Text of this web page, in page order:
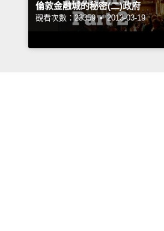
倫敦金融城的秘密(二)政府
觀看次數：23359 • 2013-03-19